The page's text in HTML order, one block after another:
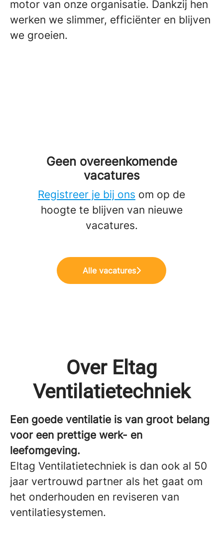
motor van onze organisatie. Dankzij hen
werken we slimmer, efficiënter en blijven
we groeien.
Geen overeenkomende
vacatures
Registreer je bij ons om op de
hoogte te blijven van nieuwe
vacatures.
Alle vacatures
Over Eltag
Ventilatietechniek
Een goede ventilatie is van groot belang
voor een prettige werk- en
leefomgeving.
Eltag Ventilatietechniek is dan ook al 50
jaar vertrouwd partner als het gaat om
het onderhouden en reviseren van
ventilatiesystemen.